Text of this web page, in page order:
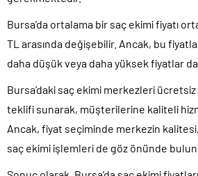
Bursa’da ortalama bir saç ekimi fiyatı
TL arasında değişebilir. Ancak, bu
daha düşük veya daha yüksek fiyatlar
Bursa’daki saç ekimi merkezleri
teklifi sunarak, müşterilerine kaliteli
Ancak, fiyat seçiminde merkezin kalitesi,
saç ekimi işlemleri de göz önünde